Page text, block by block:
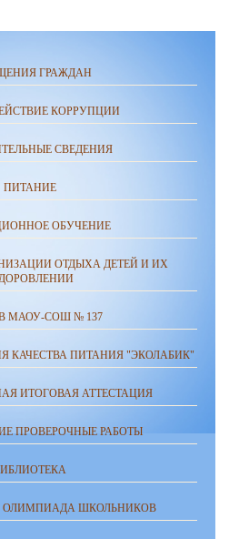
ГРАЖДАН
КОРРУПЦИИ
СВЕДЕНИЯ
ПИТАНИЕ
ОБУЧЕНИЕ
ОТДЫХА ДЕТЕЙ И ИХ
МАОУ-СОШ № 137
КАЧЕСТВА ПИТАНИЯ "ЭКОЛАБИК"
ИТОГОВАЯ АТТЕСТАЦИЯ
ПРОВЕРОЧНЫЕ РАБОТЫ
ОЛИМПИАДА ШКОЛЬНИКОВ